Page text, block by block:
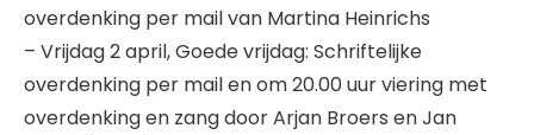
overdenking per mail van Martina Heinrichs
– Vrijdag 2 april, Goede vrijdag: Schriftelijke
overdenking per mail en om 20.00 uur viering met
overdenking en zang door Arjan Broers en Jan